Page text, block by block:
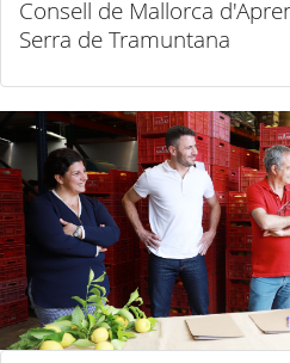
Consell de Mallorca
Serra de Tramuntana